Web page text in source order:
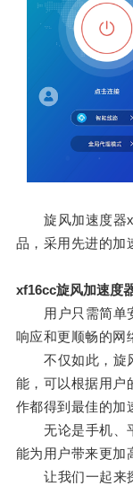
旋风加速度器
品，采用先进的加
xf16cc旋风加速度
用户只需简单安
响应和更顺畅的网
不仅如此，旋风
能，可以根据用户
作都得到最佳的加
无论是手机、平
能为用户带来更加
让我们一起来探